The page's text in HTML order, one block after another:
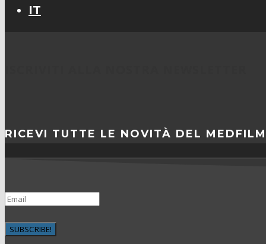
IT
RICEVI TUTTE LE NOVITÀ DEL MEDFILM
SUBSCRIBE!